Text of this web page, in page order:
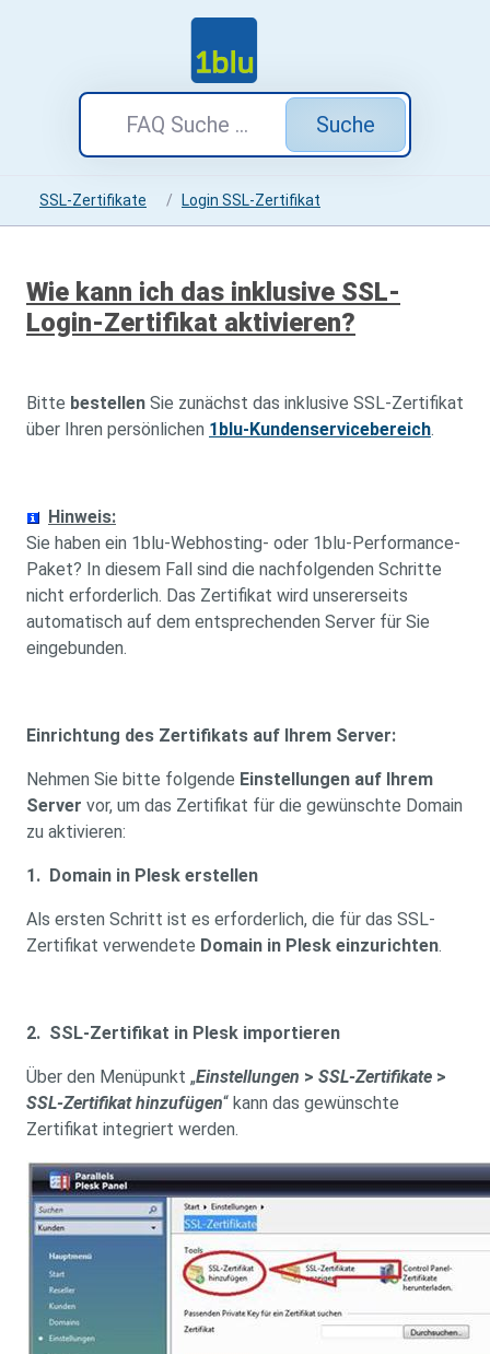
Suche
SSL-Zertifikate Login SSL-Zertifikat
Wie kann ich das inklusive SSL-
Login-Zertifikat aktivieren?
Bitte bestellen Sie zunächst das inklusive SSL-Zertifikat
über Ihren persönlichen 1blu-Kundenservicebereich.
Hinweis:
Sie haben ein 1blu-Webhosting- oder 1blu-Performance-
Paket? In diesem Fall sind die nachfolgenden Schritte
nicht erforderlich. Das Zertifikat wird unsererseits
automatisch auf dem entsprechenden Server für Sie
eingebunden.
Einrichtung des Zertifikats auf Ihrem Server:
Nehmen Sie bitte folgende Einstellungen auf Ihrem
Server vor, um das Zertifikat für die gewünschte Domain
zu aktivieren:
1. Domain in Plesk erstellen
Als ersten Schritt ist es erforderlich, die für das SSL-
Zertifikat verwendete Domain in Plesk einzurichten.
2. SSL-Zertifikat in Plesk importieren
Über den Menüpunkt „Einstellungen > SSL-Zertifikate >
SSL-Zertifikat hinzufügen“ kann das gewünschte
Zertifikat integriert werden.